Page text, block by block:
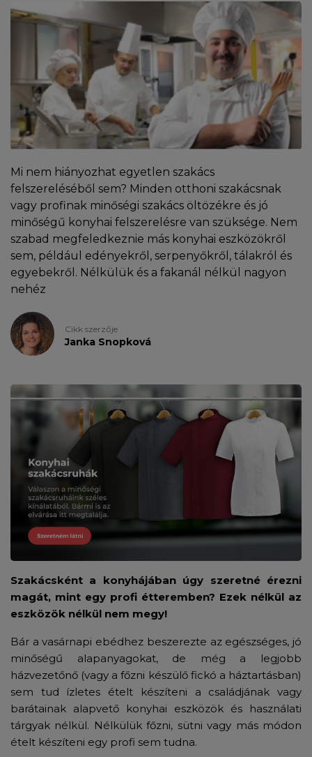
Mi nem hiányozhat egyetlen szakács
felszereléséből sem? Minden otthoni szakácsnak
vagy profinak minőségi szakács öltözékre és jó
minőségű konyhai felszerelésre van szüksége. Nem
szabad megfeledkeznie más konyhai eszközökről
sem, például edényekről, serpenyőkről, tálakról és
egyebekről. Nélkülük és a fakanál nélkül nagyon
nehéz
Cikk szerzője
Janka Snopková
Szakácsként a konyhájában úgy szeretné érezni
magát, mint egy profi étteremben? Ezek nélkül az
eszközök nélkül nem megy!
Bár a vasárnapi ebédhez beszerezte az egészséges, jó
minőségű alapanyagokat, de még a legjobb
házvezetőnő (vagy a főzni készülő fickó a háztartásban)
sem tud ízletes ételt készíteni a családjának vagy
barátainak alapvető konyhai eszközök és használati
tárgyak nélkül. Nélkülük főzni, sütni vagy más módon
ételt készíteni egy profi sem tudna.